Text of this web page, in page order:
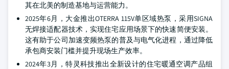
其在北美的制造基地与运营能力。
2025年6月，大金推出OTERRA 115V单区域热泵，采用SIGNA
无焊接适配器技术，实现住宅应用场景下的快速简便安装。
这有助于公司加速变频热泵的普及与电气化进程，通过降低
承包商安装门槛并提升现场生产效率。
2024年3月，特灵科技推出全新设计的住宅暖通空调产品组